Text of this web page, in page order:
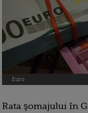
Euro
Rata şomajului în